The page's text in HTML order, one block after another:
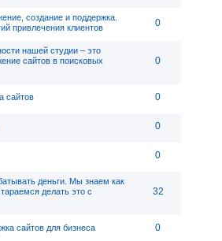
создание и поддержка.
привлечения клиентов
0
нашей студии – это
сайтов в поисковых
0
сайтов 0
0
0
деньги. Мы знаем как
делать это с
32
сайтов для бизнеса 0